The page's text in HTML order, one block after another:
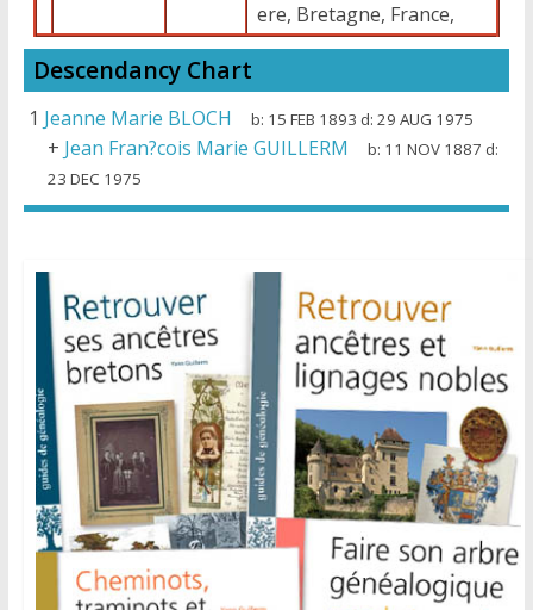
ere, Bretagne, France,
Descendancy Chart
1 Jeanne Marie BLOCH b: 15 FEB 1893 d:29 AUG 1975
+ Jean Fran?cois Marie GUILLERM b: 11 NOV 1887 d:
23 DEC 1975